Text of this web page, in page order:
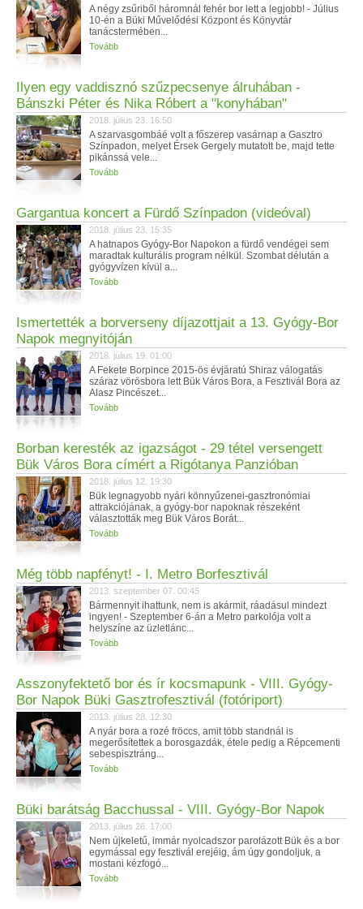
A négy zsűriből háromnál fehér bor lett a legjobb! - Július
10-én a Büki Művelődési Központ és Könyvtár
tanácstermében...
Tovább
Ilyen egy vaddisznó szűzpecsenye álruhában -
Bánszki Péter és Nika Róbert a "konyhában"
2018. július 23. 16:50
A szarvasgombáé volt a főszerep vasárnap a Gasztro
Színpadon, melyet Érsek Gergely mutatott be, majd tette
pikánssá vele...
Tovább
Gargantua koncert a Fürdő Színpadon (videóval)
2018. július 23. 15:35
A hatnapos Gyógy-Bor Napokon a fürdő vendégei sem
maradtak kulturális program nélkül. Szombat délután a
gyógyvízen kívül a...
Tovább
Ismertették a borverseny díjazottjait a 13. Gyógy-Bor
Napok megnyitóján
2018. július 19. 01:00
A Fekete Borpince 2015-ös évjáratú Shiraz válogatás
száraz vörösbora lett Bük Város Bora, a Fesztivál Bora az
Alasz Pincészet...
Tovább
Borban keresték az igazságot - 29 tétel versengett
Bük Város Bora címért a Rigótanya Panzióban
2018. július 12. 19:30
Bük legnagyobb nyári könnyűzenei-gasztronómiai
attrakciójának, a gyógy-bor napoknak részeként
választották meg Bük Város Borát...
Tovább
Még több napfényt! - I. Metro Borfesztivál
2013. szeptember 07. 00:45
Bármennyit ihattunk, nem is akármit, ráadásul mindezt
ingyen! - Szeptember 6-án a Metro parkolója volt a
helyszíne az üzletlánc...
Tovább
Asszonyfektető bor és ír kocsmapunk - VIII. Gyógy-
Bor Napok Büki Gasztrofesztivál (fotóriport)
2013. július 28. 12:30
A nyár bora a rozé fröccs, amit több standnál is
megerősítettek a borosgazdák, étele pedig a Répcementi
sebespisztráng...
Tovább
Büki barátság Bacchussal - VIII. Gyógy-Bor Napok
2013. július 26. 17:00
Nem újkeletű, immár nyolcadszor parolázott Bük és a bor
egymással egy fesztivál erejéig, ám úgy gondoljuk, a
mostani kézfogó...
Tovább